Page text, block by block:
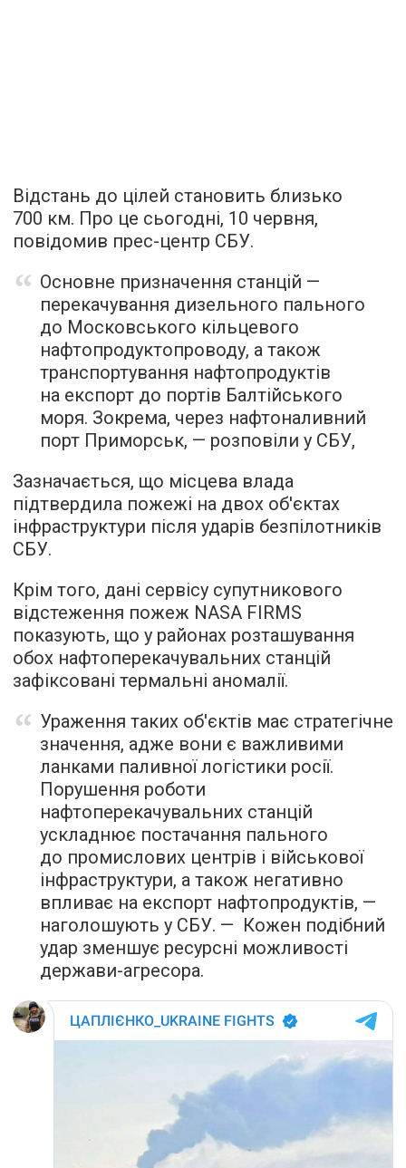
Відстань до цілей становить близько
700 км. Про це сьогодні, 10 червня,
повідомив прес-центр СБУ.
Основне призначення станцій —
перекачування дизельного пального
до Московського кільцевого
нафтопродуктопроводу, а також
транспортування нафтопродуктів
на експорт до портів Балтійського
моря. Зокрема, через нафтоналивний
порт Приморськ, — розповіли у СБУ,
Зазначається, що місцева влада
підтвердила пожежі на двох об'єктах
інфраструктури після ударів безпілотників
СБУ.
Крім того, дані сервісу супутникового
відстеження пожеж NASA FIRMS
показують, що у районах розташування
обох нафтоперекачувальних станцій
зафіксовані термальні аномалії.
Ураження таких об'єктів має стратегічне
значення, адже вони є важливими
ланками паливної логістики росії.
Порушення роботи
нафтоперекачувальних станцій
ускладнює постачання пального
до промислових центрів і військової
інфраструктури, а також негативно
впливає на експорт нафтопродуктів, —
наголошують у СБУ. — Кожен подібний
удар зменшує ресурсні можливості
держави-агресора.